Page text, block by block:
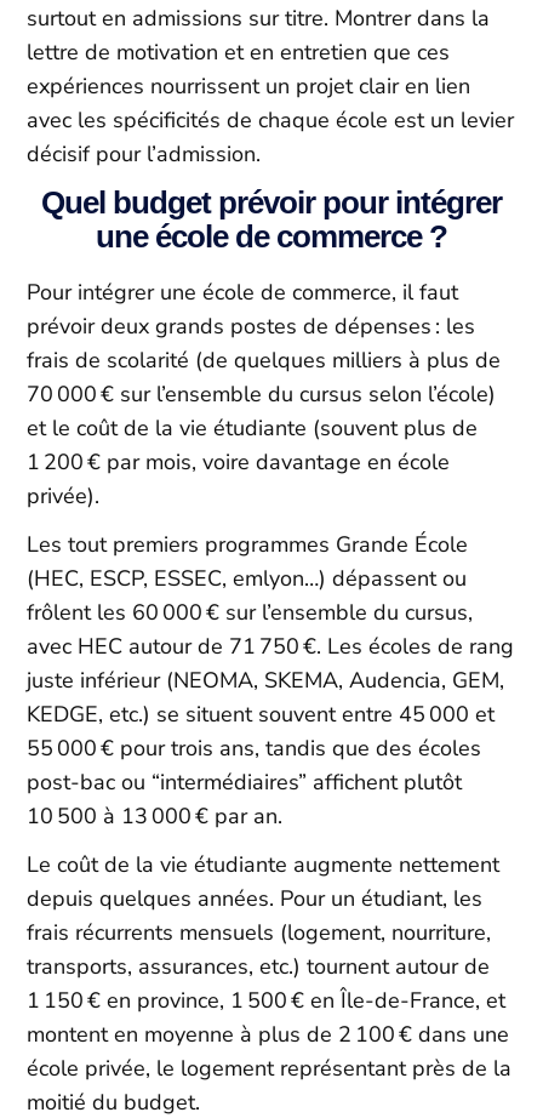
surtout en admissions sur titre. Montrer dans la
lettre de motivation et en entretien que ces
expériences nourrissent un projet clair en lien
avec les spécificités de chaque école est un levier
décisif pour l’admission.
Quel budget prévoir pour intégrer
une école de commerce ?
Pour intégrer une école de commerce, il faut
prévoir deux grands postes de dépenses : les
frais de scolarité (de quelques milliers à plus de
70 000 € sur l’ensemble du cursus selon l’école)
et le coût de la vie étudiante (souvent plus de
1 200 € par mois, voire davantage en école
privée).​
Les tout premiers programmes Grande École
(HEC, ESCP, ESSEC, emlyon…) dépassent ou
frôlent les 60 000 € sur l’ensemble du cursus,
avec HEC autour de 71 750 €. Les écoles de rang
juste inférieur (NEOMA, SKEMA, Audencia, GEM,
KEDGE, etc.) se situent souvent entre 45 000 et
55 000 € pour trois ans, tandis que des écoles
post-bac ou “intermédiaires” affichent plutôt
10 500 à 13 000 € par an.​
Le coût de la vie étudiante augmente nettement
depuis quelques années. Pour un étudiant, les
frais récurrents mensuels (logement, nourriture,
transports, assurances, etc.) tournent autour de
1 150 € en province, 1 500 € en Île-de-France, et
montent en moyenne à plus de 2 100 € dans une
école privée, le logement représentant près de la
moitié du budget.​